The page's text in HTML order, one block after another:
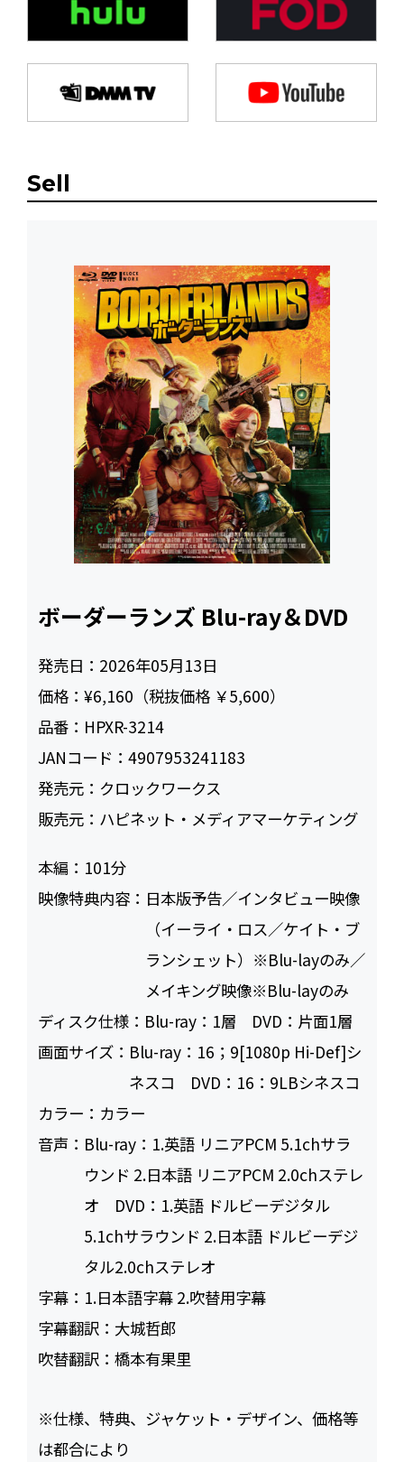
Sell
ボーダーランズ Blu-ray＆DVD
発売日： 2026年05月13日
価格：¥6,160（税抜価格 ￥5,600）
品番： HPXR-3214
JANコード：4907953241183
発売元： クロックワークス
販売元： ハピネット・メディアマーケティング
本編： 101
映像特典内容： 日本版予告／インタビュー映像
（イーライ・ロス／ケイト・ブ
ランシェット）※Blu-layのみ／
メイキング映像※Blu-layのみ
ディスク仕様： Blu-ray：1層 DVD：片面1層
画面サイズ： Blu-ray：16；9[1080p Hi-Def]シ
ネスコ DVD：16：9LBシネスコ
カラー： カラー
音声： Blu-ray：1.英語 リニアPCM 5.1chサラ
ウンド 2.日本語 リニアPCM 2.0chステレ
オ DVD：1.英語 ドルビーデジタル
5.1chサラウンド 2.日本語 ドルビーデジ
タル2.0chステレオ
字幕： 1.日本語字幕 2.吹替用字幕
字幕翻訳： 大城哲郎
吹替翻訳：橋本有果里
※仕様、特典、ジャケット・デザイン、価格等
は都合により